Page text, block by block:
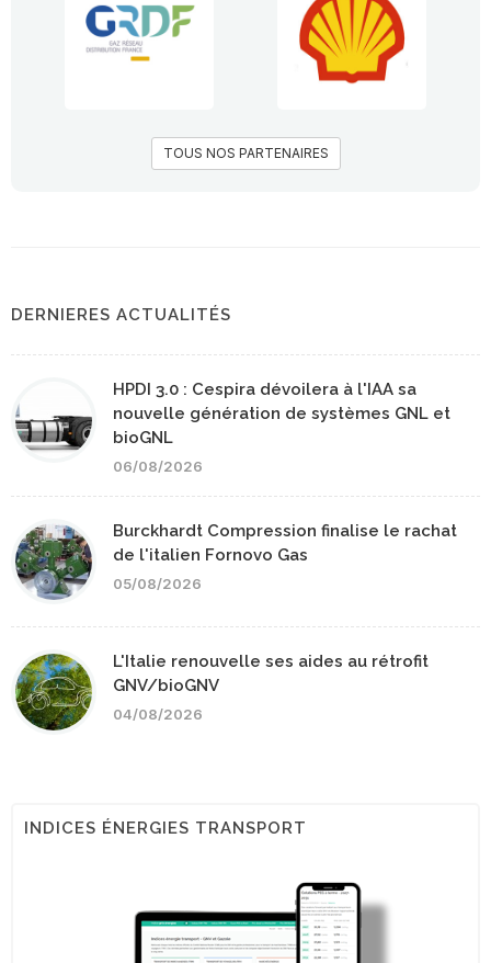
TOUS NOS PARTENAIRES
DERNIERES ACTUALITÉS
HPDI 3.0 : Cespira dévoilera à l'IAA sa
nouvelle génération de systèmes GNL et
bioGNL
06/08/2026
Burckhardt Compression finalise le rachat
de l'italien Fornovo Gas
05/08/2026
L'Italie renouvelle ses aides au rétrofit
GNV/bioGNV
04/08/2026
INDICES ÉNERGIES TRANSPORT